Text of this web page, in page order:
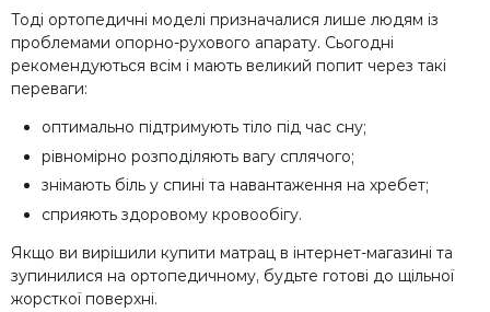
Тоді ортопедичні моделі призначалися лише людям із
проблемами опорно-рухового апарату. Сьогодні
рекомендуються всім і мають великий попит через такі
переваги:
оптимально підтримують тіло під час сну;
рівномірно розподіляють вагу сплячого;
знімають біль у спині та навантаження на хребет;
сприяють здоровому кровообігу.
Якщо ви вирішили купити матрац в інтернет-магазині та
зупинилися на ортопедичному, будьте готові до щільної
жорсткої поверхні.